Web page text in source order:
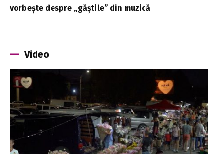
vorbește despre „găștile” din muzică
Video